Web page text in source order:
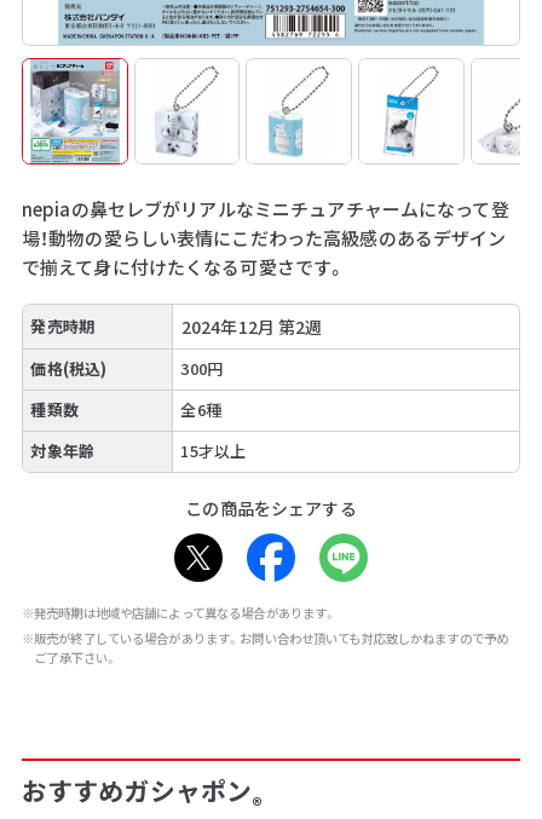
nepiaの鼻セレブがリアルなミニチュアチャームになって登
場！動物の愛らしい表情にこだわった高級感のあるデザイン
で揃えて身に付けたくなる可愛さです。
発売時期 2024年12月 第2週
価格(税込)
300円
種類数
全6種
対象年齢
15才以上
この商品をシェアする
※発売時期は地域や店舗によって異なる場合があります。
※販売が終了している場合があります。お問い合わせ頂いても対応致しかねますので予め
ご了承下さい。
おすすめガシャポン®